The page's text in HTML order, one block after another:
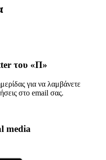
του «Π»
για να λαμβάνετε
στο email σας.
media